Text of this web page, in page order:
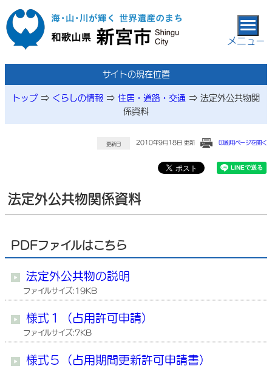
本文へ移動
メニュー
サイトの現在位置
トップ ⇒ くらしの情報 ⇒ 住居・道路・交通 ⇒ 法定外公共物関
係資料
更新日 2010年9月18日 更新 印刷用ページを開く
法定外公共物関係資料
PDFファイルはこちら
法定外公共物の説明
ファイルサイズ:19KB
様式１（占用許可申請）
ファイルサイズ:7KB
様式５（占用期間更新許可申請書）